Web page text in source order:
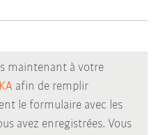
maintenant à votre
afin de remplir
le formulaire avec les
avez enregistrées. Vous